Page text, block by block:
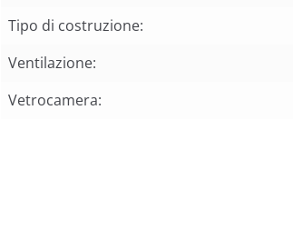
Tipo di costruzione:
Ventilazione:
Vetrocamera: